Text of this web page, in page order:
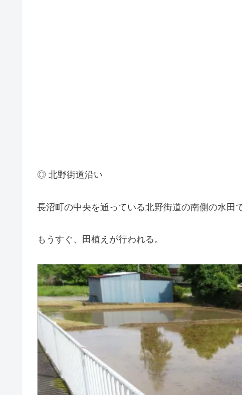
◎ 北野街道沿い
長沼町の中央を通っている北野街道の南側の水田
もうすぐ、田植えが行われる。